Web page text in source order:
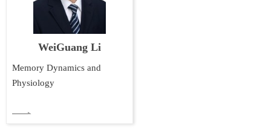
WeiGuang Li
Memory Dynamics and
Physiology